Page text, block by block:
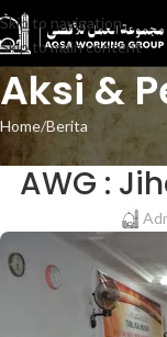
Skip to navigation
Skip to main content
Aksi &
Home Berita
AWG :